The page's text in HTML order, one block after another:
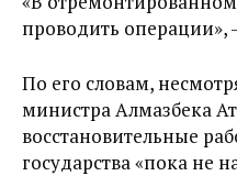
проводить операции»,
По его словам,
министра Алмазбека
восстановительные
государства «пока не